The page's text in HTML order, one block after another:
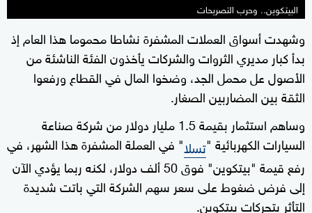
البيتكوين.. وحرب التصريحات
وشهدت أسواق العملات المشفرة نشاطا محموما هذا العام إذ
بدأ كبار مديري الثروات والشركات يأخذون الفئة الناشئة من
الأصول عل محمل الجد، وضخوا المال في القطاع ورفعوا
الثقة بين المضاربين الصغار.
وساهم استثمار بقيمة 1.5 مليار دولار من شركة صناعة
السيارات الكهربائية "تسلا" في العملة المشفرة هذا الشهر، في
رفع قيمة "بيتكوين" فوق 50 ألف دولار، لكنه ربما يؤدي الآن
إلى فرض ضغوط على سعر سهم الشركة التي باتت شديدة
التأثر بتحركات بيتكوين.